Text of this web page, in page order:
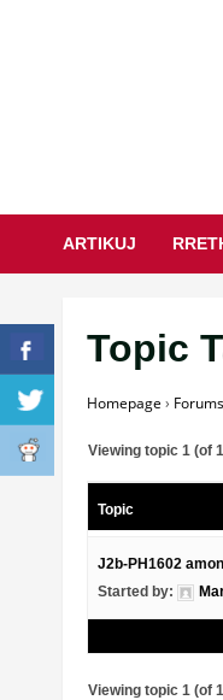
ARTIKUJ
Topic
Homepage › Forums
Viewing topic 1 (of
Topic
J2b-PH1602
Started by:
Viewing topic 1 (of